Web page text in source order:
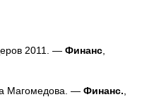
2011. — Финанс
Магомедова. — Финанс.